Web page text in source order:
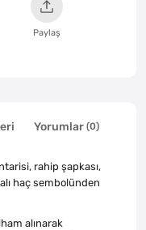
Paylaş
Yorumlar (0)
rahip şapkası,
haç sembolünden
alınarak